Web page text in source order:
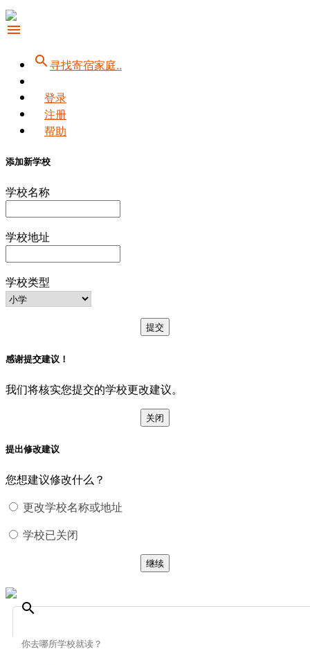
menu
search寻找寄宿家庭..
登录
注册
帮助
添加新学校
学校名称
学校地址
学校类型
提交
感谢提交建议！
我们将核实您提交的学校更改建议。
关闭
提出修改建议
您想建议修改什么？
更改学校名称或地址
学校已关闭
继续
search